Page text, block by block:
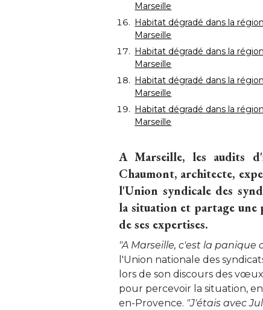
Marseille
Habitat dégradé dans la
Marseille
Habitat dégradé dans la
Marseille
Habitat dégradé dans la
Marseille
Habitat dégradé dans la
Marseille
A Marseille, les audits
Chaumont, architecte,
l'Union syndicale des
la situation et partage une
de ses expertises.
"A Marseille, c'est la panique
l'Union nationale des
lors de son discours des
pour percevoir la situation,
en-Provence. "J'étais avec